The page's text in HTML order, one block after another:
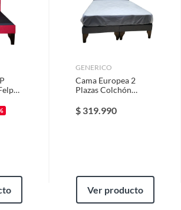
GENERICO
Cama Europea 2
Plazas Colchón
Respaldo Gris Lino
$ 319.990
Ver producto